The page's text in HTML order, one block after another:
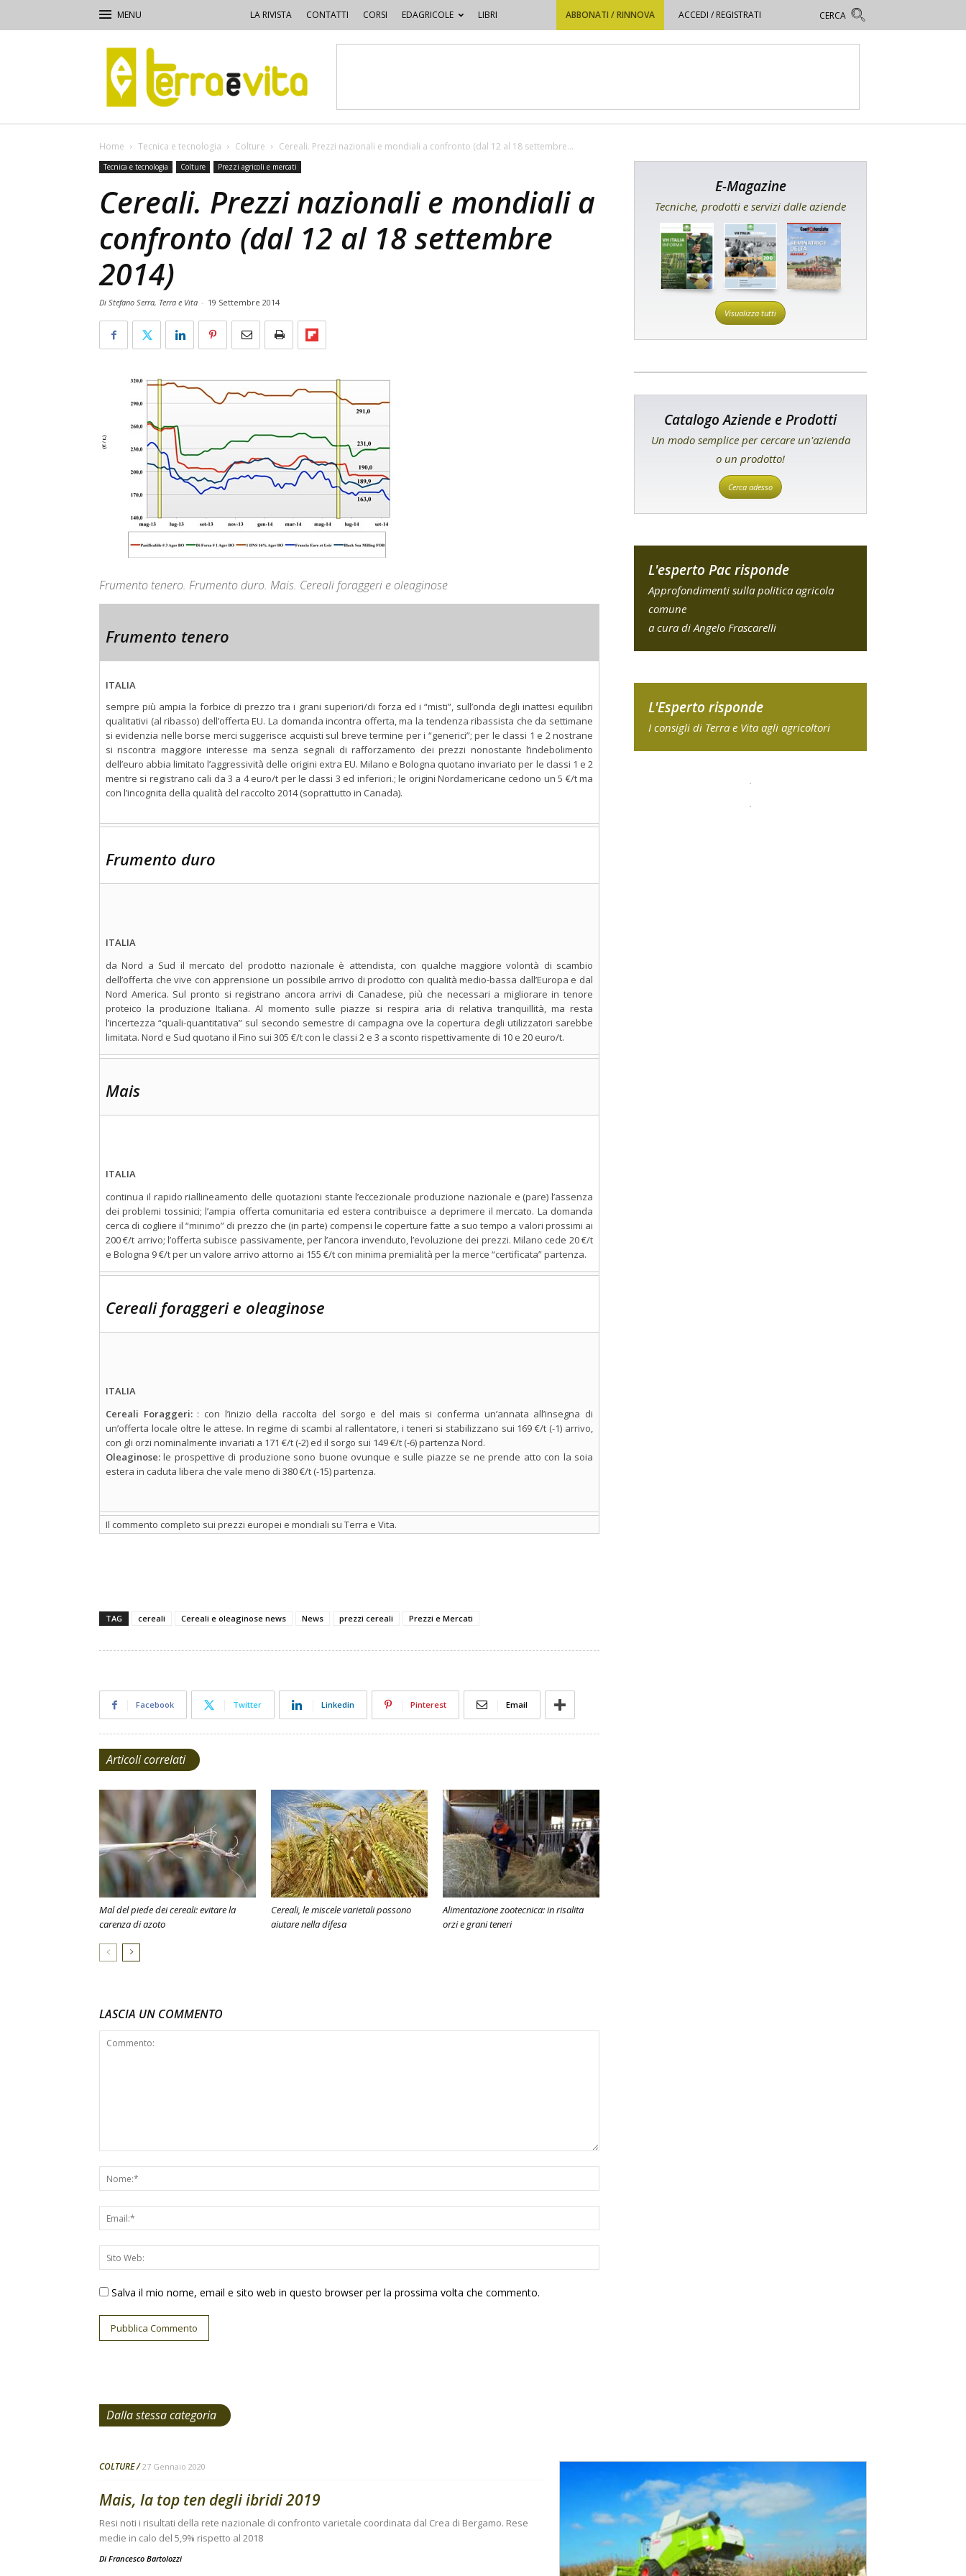
LA RIVISTA CONTATTI CORSI EDAGRICOLE LIBRI ABBONATI / RINNOVA ACCEDI / REGISTRATI
Terra
e
Vita
Home Tecnica e tecnologia Colture Cereali. Prezzi nazionali e mondiali a confronto (dal 12 al 18 settembre...
Tecnica e tecnologia Colture Prezzi agricoli e mercati
Cereali. Prezzi nazionali e mondiali a
confronto (dal 12 al 18 settembre
2014)
Di Stefano Serra, Terra e Vita - 19 Settembre 2014
Frumento tenero. Frumento duro. Mais. Cereali foraggeri e oleaginose
Frumento tenero
ITALIA
sempre più ampia la forbice di prezzo tra i grani superiori/di forza ed i “misti”, sull’onda degli inattesi equilibri
qualitativi (al ribasso) dell’offerta EU. La domanda incontra offerta, ma la tendenza ribassista che da settimane
si evidenzia nelle borse merci suggerisce acquisti sul breve termine per i “generici”; per le classi 1 e 2 nostrane
si riscontra maggiore interesse ma senza segnali di rafforzamento dei prezzi nonostante l’indebolimento
dell’euro abbia limitato l’aggressività delle origini extra EU. Milano e Bologna quotano invariato per le classi 1 e 2
mentre si registrano cali da 3 a 4 euro/t per le classi 3 ed inferiori.; le origini Nordamericane cedono un 5 €/t ma
con l’incognita della qualità del raccolto 2014 (soprattutto in Canada).
Frumento duro
ITALIA
da Nord a Sud il mercato del prodotto nazionale è attendista, con qualche maggiore volontà di scambio
dell’offerta che vive con apprensione un possibile arrivo di prodotto con qualità medio-bassa dall’Europa e dal
Nord America. Sul pronto si registrano ancora arrivi di Canadese, più che necessari a migliorare in tenore
proteico la produzione Italiana. Al momento sulle piazze si respira aria di relativa tranquillità, ma resta
l’incertezza “quali-quantitativa” sul secondo semestre di campagna ove la copertura degli utilizzatori sarebbe
limitata. Nord e Sud quotano il Fino sui 305 €/t con le classi 2 e 3 a sconto rispettivamente di 10 e 20 euro/t.
Mais
ITALIA
continua il rapido riallineamento delle quotazioni stante l’eccezionale produzione nazionale e (pare) l’assenza
dei problemi tossinici; l’ampia offerta comunitaria ed estera contribuisce a deprimere il mercato. La domanda
cerca di cogliere il “minimo” di prezzo che (in parte) compensi le coperture fatte a suo tempo a valori prossimi ai
200 €/t arrivo; l’offerta subisce passivamente, per l’ancora invenduto, l’evoluzione dei prezzi. Milano cede 20 €/t
e Bologna 9 €/t per un valore arrivo attorno ai 155 €/t con minima premialità per la merce “certificata” partenza.
Cereali foraggeri e oleaginose
ITALIA
Cereali Foraggeri: : con l’inizio della raccolta del sorgo e del mais si conferma un’annata all’insegna di
un’offerta locale oltre le attese. In regime di scambi al rallentatore, i teneri si stabilizzano sui 169 €/t (-1) arrivo,
con gli orzi nominalmente invariati a 171 €/t (-2) ed il sorgo sui 149 €/t (-6) partenza Nord.
Oleaginose:le prospettive di produzione sono buone ovunque e sulle piazze se ne prende atto con la soia
estera in caduta libera che vale meno di 380 €/t (-15) partenza.
Il commento completo sui prezzi europei e mondiali su Terra e Vita.
TAG cereali Cereali e oleaginose news News prezzi cereali Prezzi e Mercati
Facebook Twitter Linkedin Pinterest Email
Articoli correlati
Mal del piede dei cereali: evitare la
carenza di azoto
Cereali, le miscele varietali possono
aiutare nella difesa
Alimentazione zootecnica: in risalita
orzi e grani teneri
LASCIA UN COMMENTO
Salva il mio nome, email e sito web in questo browser per la prossima volta che commento.
E-Magazine
Tecniche, prodotti e servizi dalle aziende
Visualizza tutti
Catalogo Aziende e Prodotti
Un modo semplice per cercare un'azienda
o un prodotto!
Cerca adesso
L'esperto Pac risponde
Approfondimenti sulla politica agricola
comune
a cura di Angelo Frascarelli
L'Esperto risponde
I consigli di Terra e Vita agli agricoltori
Dalla stessa categoria
COLTURE 27 Gennaio 2020
Mais, la top ten degli ibridi 2019
Resi noti i risultati della rete nazionale di confronto varietale coordinata dal Crea di Bergamo. Rese
medie in calo del 5,9% rispetto al 2018
Di Francesco Bartolozzi